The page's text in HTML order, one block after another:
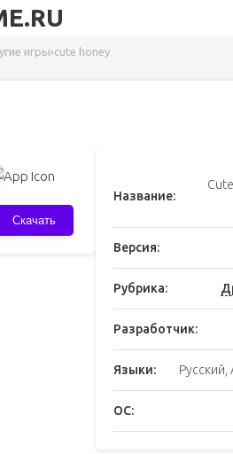
игры›cute honey
Скачать
Название:
Версия:
Рубрика:
Разработчик:
Языки: Русский,
ОС: